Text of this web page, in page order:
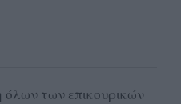
όλων των επικουρικών